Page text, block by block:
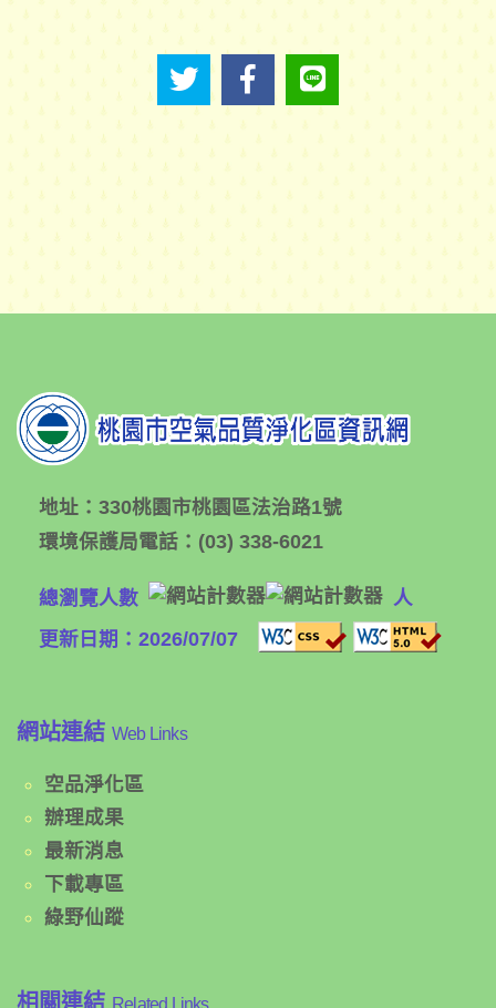
地址： 330桃園市桃園區法治路1號
環境保護局電話： (03) 338-6021
總瀏覽人數
人
更新日期：2026/07/07
網站連結 Web Links
空品淨化區
辦理成果
最新消息
下載專區
綠野仙蹤
相關連結 Related Links